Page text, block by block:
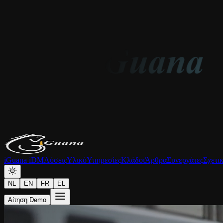
iGuana iDMΛύσειςΥλικόΥπηρεσίεςΚλάδοιΆρθραΣυνεργάτες
NL EN FR EL
Αίτηση Demo